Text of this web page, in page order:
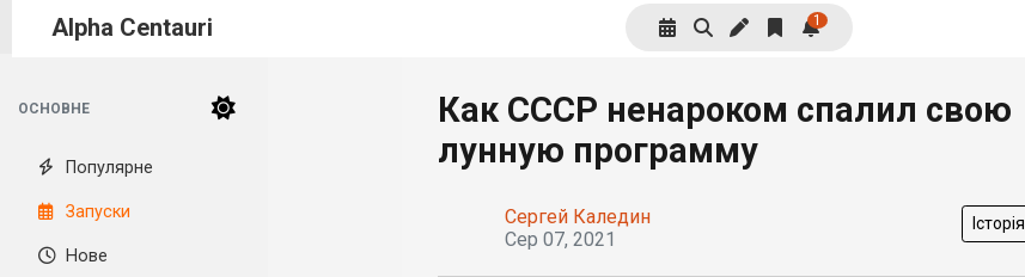
Alpha Centauri 1
ОСНОВНЕ
Популярне
Запуски
Нове
Как СССР ненароком спалил свою
лунную программу
Сергей Каледин
Сер 07, 2021
Історія